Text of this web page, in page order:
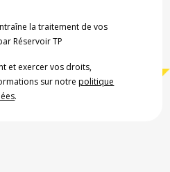
la traitement de vos
Réservoir TP
et exercer vos droits,
sur notrepolitique
.